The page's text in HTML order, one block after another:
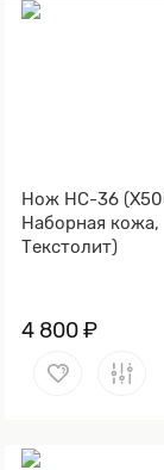
Нож НС-36
Наборная кожа,
Текстолит)
4 800 ₽